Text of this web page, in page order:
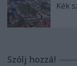
Kék
Szólj hozzá!